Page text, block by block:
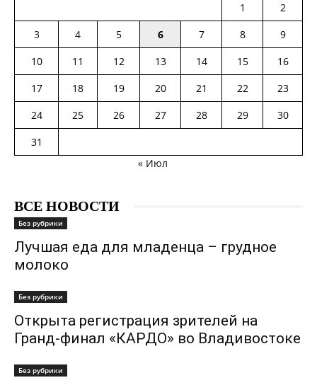
1
2
3
4 5 6 7 8
9
10
11 12 13 14 15
16
17
18 19 20 21 22
23
24
25 26 27 28 29
30
31
« Июл
ВСЕ НОВОСТИ
Без рубрики
Лучшая еда для младенца – грудное
молоко
Без рубрики
Открыта регистрация зрителей на
Гранд-финал «КАРДО» во Владивостоке
Без рубрики